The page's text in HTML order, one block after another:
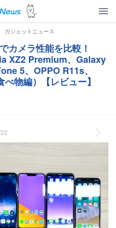
ガジェットニュース
カメラ性能を比較！
XZ2 Premium、Galaxy
5、OPPO R11s、
物編）【レビュー】